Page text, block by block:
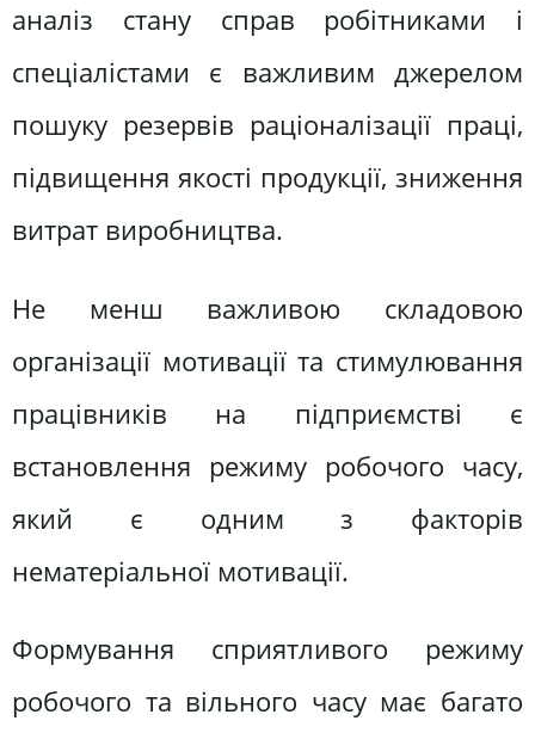
аналіз стану справ робітниками і
спеціалістами є важливим джерелом
пошуку резервів раціоналізації праці,
підвищення якості продукції, зниження
витрат виробництва.
Не менш важливою складовою
організації мотивації та стимулювання
працівників на підприємстві є
встановлення режиму робочого часу,
який є одним з факторів
нематеріальної мотивації.
Формування сприятливого режиму
робочого та вільного часу має багато